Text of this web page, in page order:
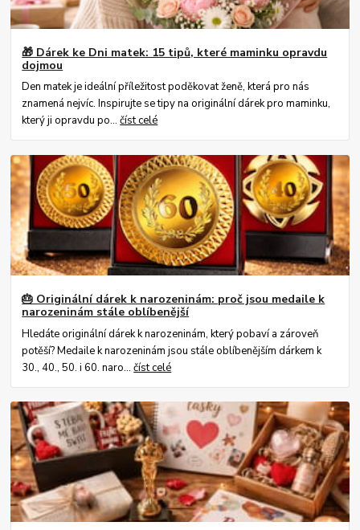
🎁 Dárek ke Dni matek: 15 tipů, které maminku opravdu
dojmou
Den matek je ideální příležitost poděkovat ženě, která pro nás
znamená nejvíc. Inspirujte se tipy na originální dárek pro maminku,
který ji opravdu po...číst celé
🎂 Originální dárek k narozeninám: proč jsou medaile k
narozeninám stále oblíbenější
Hledáte originální dárek k narozeninám, který pobaví a zároveň
potěší? Medaile k narozeninám jsou stále oblíbenějším dárkem k
30., 40., 50. i 60. naro...číst celé